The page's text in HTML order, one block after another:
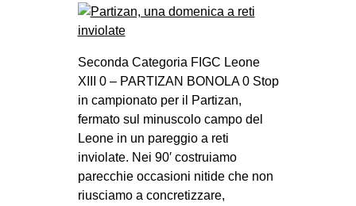
Seconda Categoria FIGC Leone
XIII 0 – PARTIZAN BONOLA 0 Stop
in campionato per il Partizan,
fermato sul minuscolo campo del
Leone in un pareggio a reti
inviolate. Nei 90′ costruiamo
parecchie occasioni nitide che non
riusciamo a concretizzare,